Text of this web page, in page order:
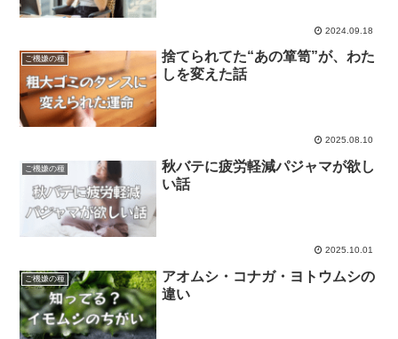
2024.09.18
ご機嫌の種
捨てられてた“あの箪笥”が、わた
しを変えた話
2025.08.10
ご機嫌の種
秋バテに疲労軽減パジャマが欲し
い話
2025.10.01
ご機嫌の種
アオムシ・コナガ・ヨトウムシの
違い